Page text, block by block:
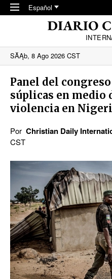
Skip to main content
Español
SĂĄb, 8 Ago 2026 CST
Panel del congreso
súplicas en medio
violencia en
Por Christian Daily
CST